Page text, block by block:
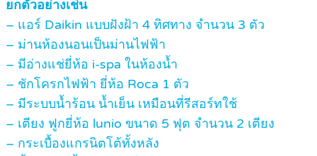
ยกตัวอย่างเช่น
– แอร์ Daikin แบบฝังฝ้า 4 ทิศทาง จำนวน 3 ตัว
– ม่านห้องนอนเป็นม่านไฟฟ้า
– มีอ่างแช่ยี่ห้อ i-spa ในห้องน้ำ
– ชักโครกไฟฟ้า ยี่ห้อ Roca 1 ตัว
– มีระบบน้ำร้อน น้ำเย็น เหมือนที่รีสอร์ทใช้
– เตียง ฟูกยี่ห้อ lunio ขนาด 5 ฟุต จำนวน 2 เตียง
– กระเบื้องแกรนิตโต้ทั้งหลัง